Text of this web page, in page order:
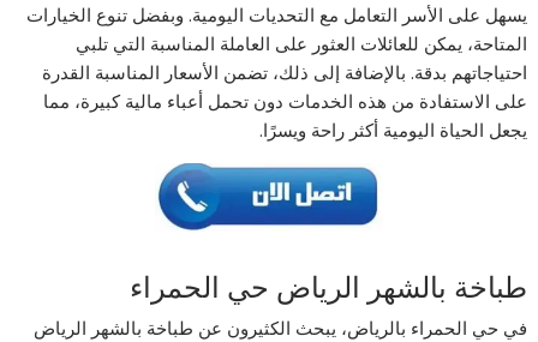
يسهل على الأسر التعامل مع التحديات اليومية. وبفضل تنوع الخيارات
المتاحة، يمكن للعائلات العثور على العاملة المناسبة التي تلبي
احتياجاتهم بدقة. بالإضافة إلى ذلك، تضمن الأسعار المناسبة القدرة
على الاستفادة من هذه الخدمات دون تحمل أعباء مالية كبيرة، مما
يجعل الحياة اليومية أكثر راحة ويسرًا.
طباخة بالشهر الرياض حي الحمراء
في حي الحمراء بالرياض، يبحث الكثيرون عن طباخة بالشهر الرياض